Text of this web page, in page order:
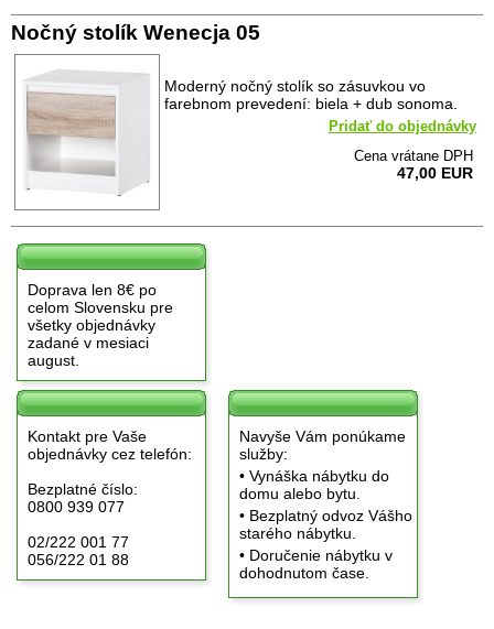
Nočný stolík Wenecja 05
Moderný nočný stolík so zásuvkou vo
farebnom prevedení: biela + dub sonoma.
Pridať do objednávky
Cena vrátane DPH
47,00 EUR
Doprava len 8€ po
celom Slovensku pre
všetky objednávky
zadané v mesiaci
august.
Kontakt pre Vaše
objednávky cez telefón:
Bezplatné číslo:
0800 939 077
02/222 001 77
056/222 01 88
Navyše Vám ponúkame
služby:
• Vynáška nábytku do
domu alebo bytu.
• Bezplatný odvoz Vášho
starého nábytku.
• Doručenie nábytku v
dohodnutom čase.